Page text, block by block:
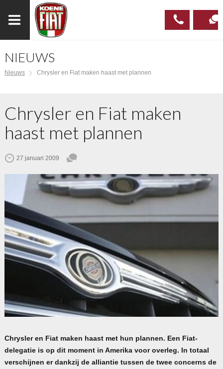
NIEUWS
Nieuws Chrysler en Fiat maken haast met plannen
Chrysler en Fiat maken
haast met plannen
27 januari 2009
Chrysler en Fiat maken haast met hun plannen. Een Fiat-
delegatie is op dit moment in Amerika voor overleg. In totaal
verschijnen er dankzij de alliantie tussen de twee concerns de